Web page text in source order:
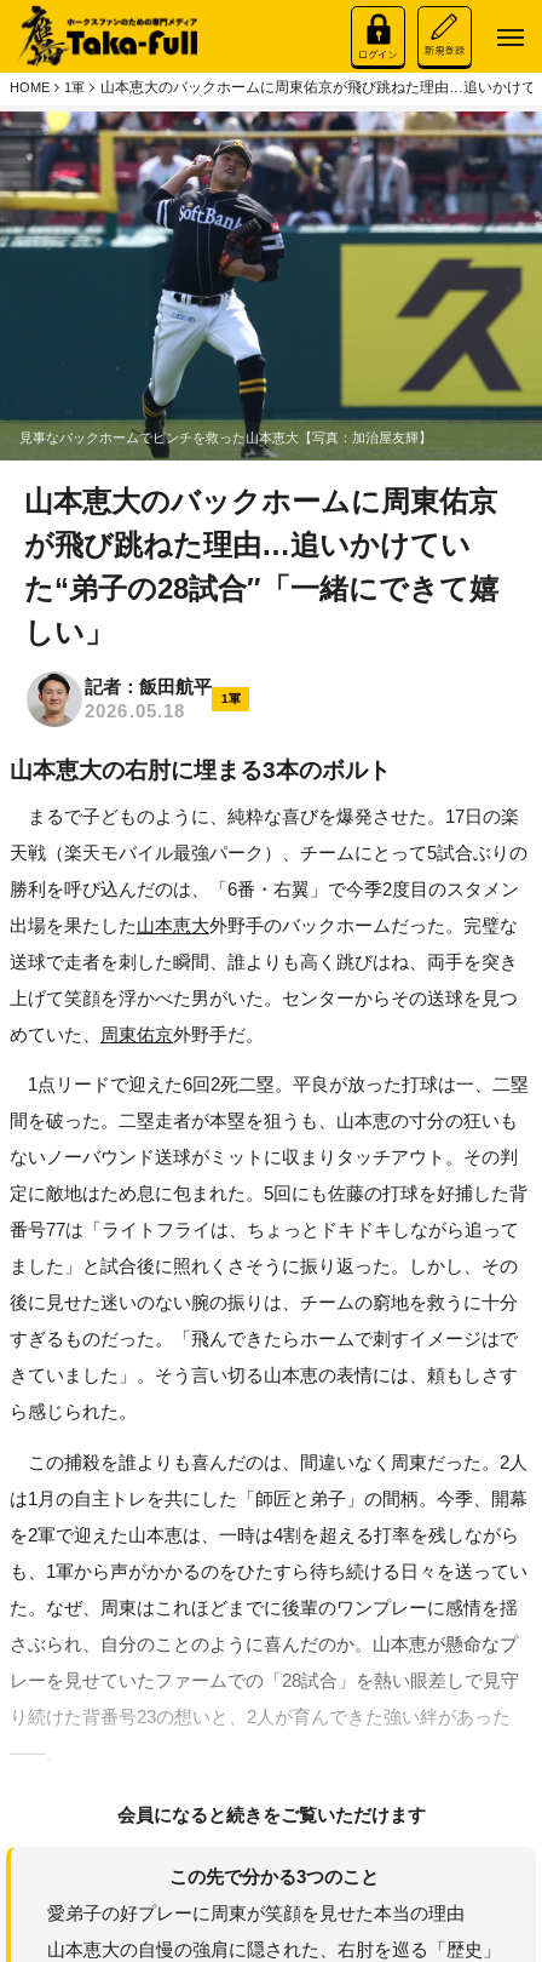
HOME 1軍 山本恵大のバックホームに周東佑京が飛び跳ねた理由…追いかけて
見事なバックホームでピンチを救った山本恵大【写真：加治屋友輝】
山本恵大のバックホームに周東佑京
が飛び跳ねた理由…追いかけてい
た“弟子の28試合″「一緒にできて嬉
しい」
記者：飯田航平
2026.05.18
1軍
山本恵大の右肘に埋まる3本のボルト
まるで子どものように、純粋な喜びを爆発させた。17日の楽
天戦（楽天モバイル最強パーク）、チームにとって5試合ぶりの
勝利を呼び込んだのは、「6番・右翼」で今季2度目のスタメン
出場を果たした山本恵大外野手のバックホームだった。完璧な
送球で走者を刺した瞬間、誰よりも高く跳びはね、両手を突き
上げて笑顔を浮かべた男がいた。センターからその送球を見つ
めていた、
周東佑京外野手だ。
1点リードで迎えた6回2死二塁。平良が放った打球は一、二塁
間を破った。二塁走者が本塁を狙うも、山本恵の寸分の狂いも
ないノーバウンド送球がミットに収まりタッチアウト。その判
定に敵地はため息に包まれた。5回にも佐藤の打球を好捕した背
番号77は「ライトフライは、ちょっとドキドキしながら追って
ました」と試合後に照れくさそうに振り返った。しかし、その
後に見せた迷いのない腕の振りは、チームの窮地を救うに十分
すぎるものだった。「飛んできたらホームで刺すイメージはで
きていました」。そう言い切る山本恵の表情には、頼もしさす
ら感じられた。
この捕殺を誰よりも喜んだのは、間違いなく周東だった。2人
は1月の自主トレを共にした「師匠と弟子」の間柄。今季、開幕
を2軍で迎えた山本恵は、一時は4割を超える打率を残しながら
も、1軍から声がかかるのをひたすら待ち続ける日々を送ってい
た。なぜ、周東はこれほどまでに後輩のワンプレーに感情を揺
さぶられ、自分のことのように喜んだのか。山本恵が懸命なプ
レーを見せていたファームでの「28試合」を熱い眼差しで見守
り続けた背番号23の想いと、2人が育んできた強い絆があった
――。
会員になると続きをご覧いただけます
この先で分かる3つのこと
愛弟子の好プレーに周東が笑顔を見せた本当の理由
山本恵大の自慢の強肩に隠された、右肘を巡る「歴史」